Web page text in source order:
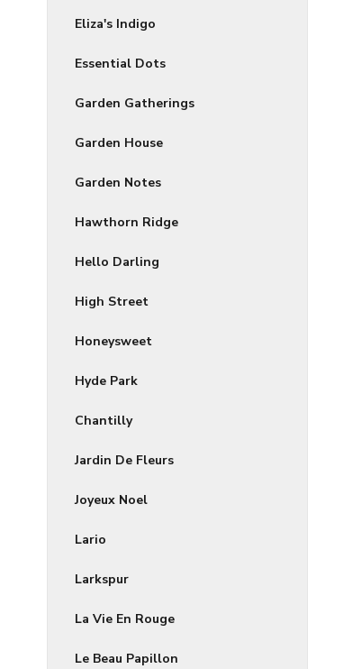
Eliza's Indigo
Essential Dots
Garden Gatherings
Garden House
Garden Notes
Hawthorn Ridge
Hello Darling
High Street
Honeysweet
Hyde Park
Chantilly
Jardin De Fleurs
Joyeux Noel
Lario
Larkspur
La Vie En Rouge
Le Beau Papillon